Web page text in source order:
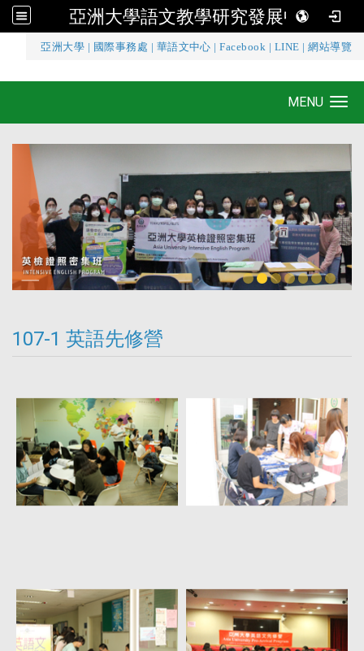
亞洲大學語文教學研究發展中心
亞洲大學 國際事務處 華語文中心 |Facebook LINE |網站導覽
亞洲大學語文教學研究發展中心
MENU
107-1 英語先修營